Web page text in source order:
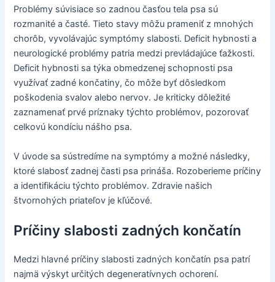
Problémy súvisiace so zadnou časťou tela psa sú
rozmanité a časté. Tieto stavy môžu prameniť z mnohých
chorôb, vyvolávajúc symptómy slabosti. Deficit hybnosti a
neurologické problémy patria medzi prevládajúce ťažkosti.
Deficit hybnosti sa týka obmedzenej schopnosti psa
využívať zadné končatiny, čo môže byť dôsledkom
poškodenia svalov alebo nervov. Je kriticky dôležité
zaznamenať prvé príznaky týchto problémov, pozorovať
celkovú kondíciu nášho psa.
V úvode sa sústredíme na symptómy a možné následky,
ktoré slabosť zadnej časti psa prináša. Rozoberieme príčiny
a identifikáciu týchto problémov. Zdravie našich
štvornohých priateľov je kľúčové.
Príčiny slabosti zadných končatín
Medzi hlavné príčiny slabosti zadných končatín psa patrí
najmä výskyt určitých degeneratívnych ochorení.